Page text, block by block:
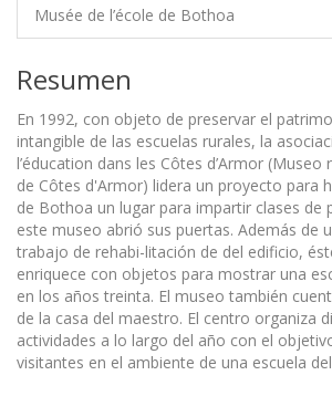
Musée de l’école de Bothoa
Resumen
En 1992, con objeto de preservar el
intangible de las escuelas rurales, la
l’éducation dans les Côtes d’Armor (Museo
de Côtes d'Armor) lidera un proyecto para
de Bothoa un lugar para impartir clases de
este museo abrió sus puertas. Además de
trabajo de rehabi-litación de del edificio,
enriquece con objetos para mostrar una
en los años treinta. El museo también
de la casa del maestro. El centro organiza
actividades a lo largo del año con el
visitantes en el ambiente de una escuela